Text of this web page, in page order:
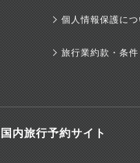
個人情報保護につ
旅行業約款・条件
国内旅行予約サイト